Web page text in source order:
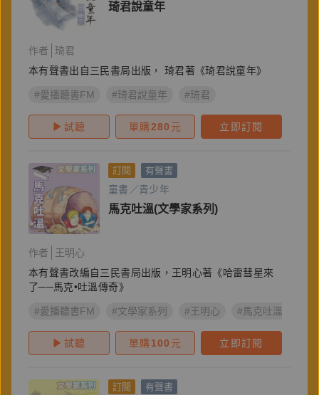
琦君說童年
作者
琦君
本有聲書出自三民書局出版， 琦君著《琦君說童年》
#愛播聽書FM #琦君說童年 #琦君
試聽 單購280 元 立即訂閱
訂閱 有聲書
童書／青少年
馬克吐溫(文學家系列)
作者
王明心
本有聲書改編自三民書局出版，王明心著《哈雷彗星來
了──馬克•吐溫傳奇》
#愛播聽書FM #文學家系列 #王明心 #馬克吐溫
試聽 單購100 元 立即訂閱
訂閱 有聲書